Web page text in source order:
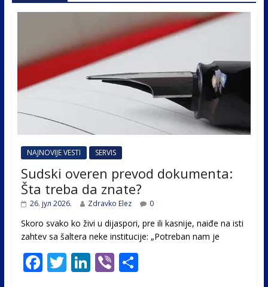
NAJNOVIJE VESTI SERVIS
Sudski overen prevod dokumenta:
Šta treba da znate?
26. јул 2026. Zdravko Elez 0
Skoro svako ko živi u dijaspori, pre ili kasnije, naiđe na isti
zahtev sa šaltera neke institucije: „Potreban nam je
F T Li Vi S